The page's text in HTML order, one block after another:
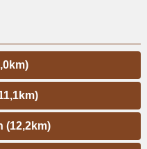
(12,2km)